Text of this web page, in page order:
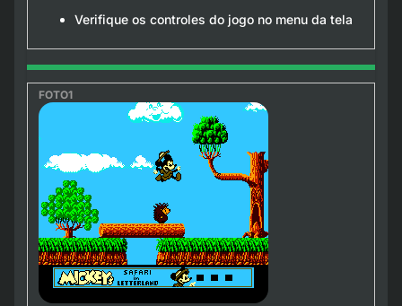
Verifique os controles do jogo no menu da tela